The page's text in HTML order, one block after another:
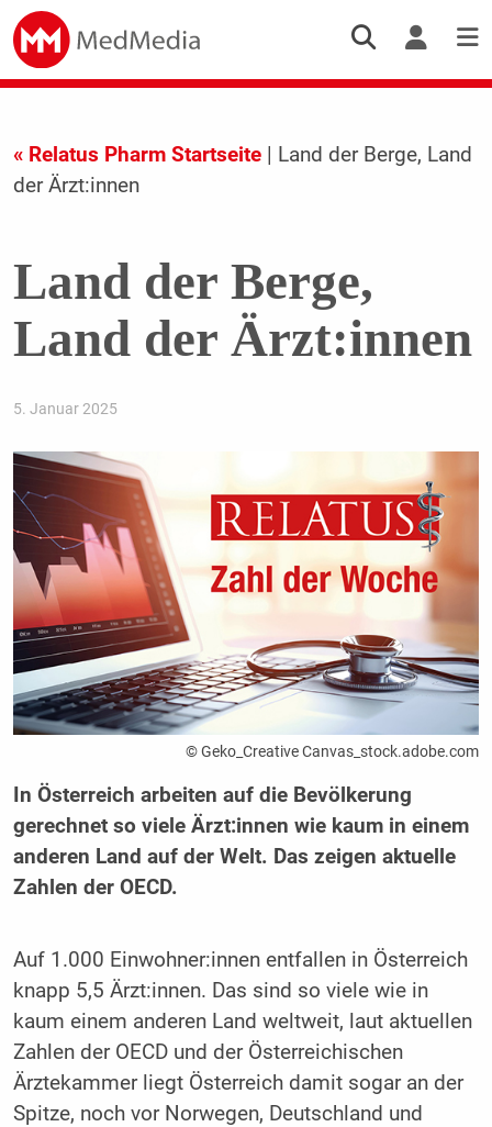
« Relatus Pharm Startseite| Land der Berge, Land
der Ärzt:innen
Land der Berge,
Land der Ärzt:innen
5. Januar 2025
© Geko_Creative Canvas_stock.adobe.com
In Österreich arbeiten auf die Bevölkerung
gerechnet so viele Ärzt:innen wie kaum in einem
anderen Land auf der Welt. Das zeigen aktuelle
Zahlen der OECD.
Auf 1.000 Einwohner:innen entfallen in Österreich
knapp 5,5 Ärzt:innen. Das sind so viele wie in
kaum einem anderen Land weltweit, laut aktuellen
Zahlen der OECD und der Österreichischen
Ärztekammer liegt Österreich damit sogar an der
Spitze, noch vor Norwegen, Deutschland und